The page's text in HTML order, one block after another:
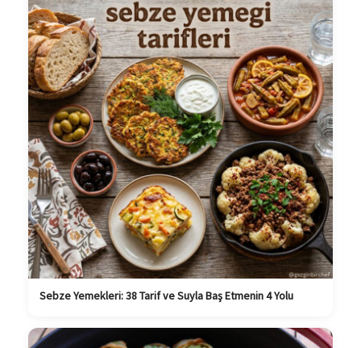
Sebze Yemekleri: 38 Tarif ve Suyla Baş Etmenin 4 Yolu